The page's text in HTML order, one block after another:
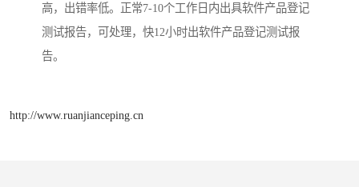
高，出错率低。正常7-10个工作日内出具软件产品登记
测试报告，可处理，快12小时出软件产品登记测试报
告。
http://www.ruanjianceping.cn